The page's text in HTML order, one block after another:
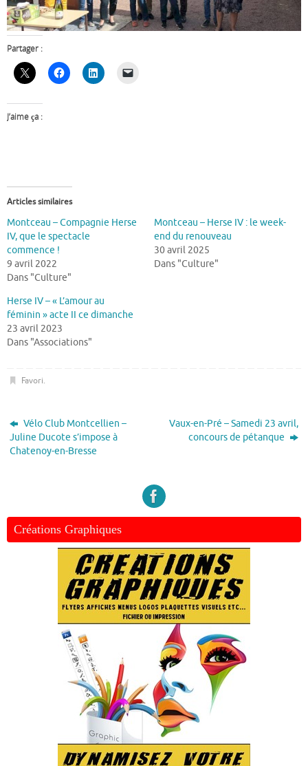
Partager :
J’aime ça :
Articles similaires
Montceau – Compagnie Herse
IV, que le spectacle
commence !
9 avril 2022
Dans "Culture"
Montceau – Herse IV : le week-
end du renouveau
30 avril 2025
Dans "Culture"
Herse IV – « L’amour au
féminin » acte II ce dimanche
23 avril 2023
Dans "Associations"
Favori.
Vélo Club Montcellien –
Juline Ducote s’impose à
Chatenoy-en-Bresse
Vaux-en-Pré – Samedi 23 avril,
concours de pétanque
Créations Graphiques